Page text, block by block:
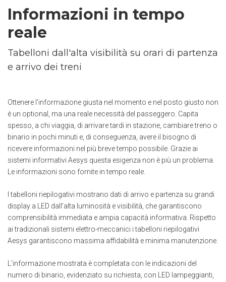
Informazioni in tempo
reale
Tabelloni dall'alta visibilità su orari di partenza
e arrivo dei treni
Ottenere l’informazione giusta nel momento e nel posto giusto non
è un optional, ma una reale necessità del passeggero. Capita
spesso, a chi viaggia, di arrivare tardi in stazione, cambiare treno o
binario in pochi minuti e, di conseguenza, avere il bisogno di
ricevere informazioni nel più breve tempo possibile. Grazie ai
sistemi informativi Aesys questa esigenza non è più un problema.
Le informazioni sono fornite in tempo reale.
I tabelloni riepilogativi mostrano dati di arrivo e partenza su grandi
display a LED dall’alta luminosità e visibilità, che garantiscono
comprensibilità immediata e ampia capacità informativa. Rispetto
ai tradizionali sistemi elettro-meccanici i tabelloni riepilogativi
Aesys garantiscono massima affidabilità e minima manutenzione.
L’informazione mostrata è completata con le indicazioni del
numero di binario, evidenziato su richiesta, con LED lampeggianti,